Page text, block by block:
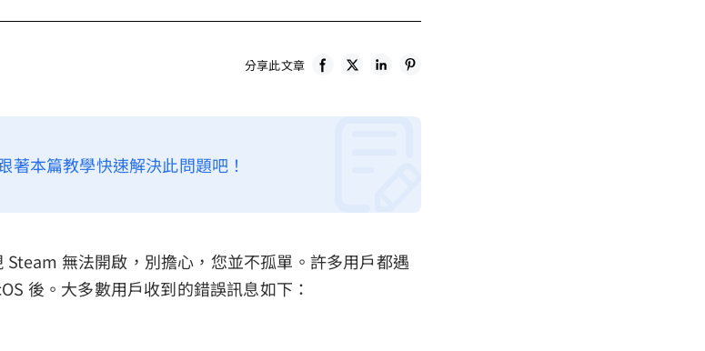
分享此文章
著本篇教學快速解決此問題吧！
無法開啟，別擔心，您並不孤單。許多用戶都遇
後。大多數用戶收到的錯誤訊息如下：